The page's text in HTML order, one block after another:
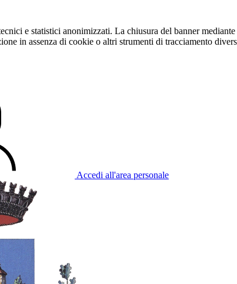
e statistici anonimizzati. La chiusura del banner
in assenza di cookie o altri strumenti di tracciamento
Accedi all'area personale